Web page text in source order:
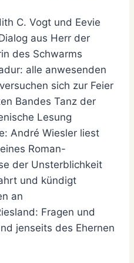
C. Vogt und Eevie
aus Herr der
des Schwarms
alle anwesenden
sich zur Feier
Bandes Tanz der
Lesung
André Wiesler liest
Roman-
der Unsterblichkeit
und kündigt
an
Fragen und
jenseits des Ehernen